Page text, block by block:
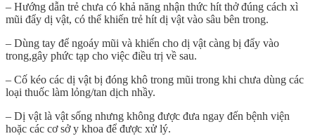
– Hướng dẫn trẻ chưa có khả năng nhận thức hít thở đúng cách xì
mũi đẩy dị vật, có thể khiến trẻ hít dị vật vào sâu bên trong.
– Dùng tay để ngoáy mũi và khiến cho dị vật càng bị đẩy vào
trong,gây phức tạp cho việc điều trị về sau.
– Cố kéo các dị vật bị đóng khô trong mũi trong khi chưa dùng các
loại thuốc làm lỏng/tan dịch nhầy.
– Dị vật là vật sống nhưng không được đưa ngay đến bệnh viện
hoặc các cơ sở y khoa để được xử lý.